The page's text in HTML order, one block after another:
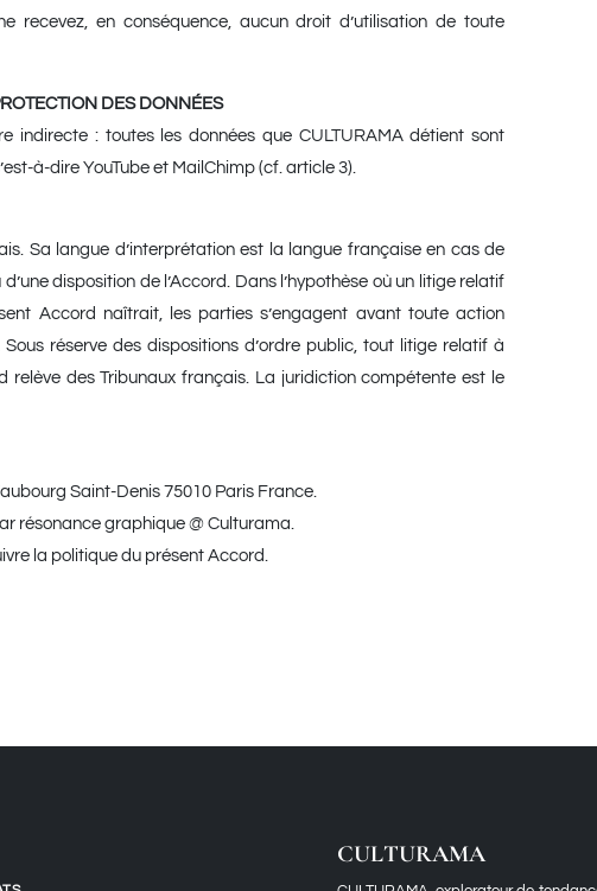
recevez, en conséquence, aucun droit d’utilisation de toute
DES DONNÉES
indirecte : toutes les données que CULTURAMA détient sont
à-dire YouTube et MailChimp (cf. article 3).
Sa langue d’interprétation est la langue française en cas de
disposition de l’Accord. Dans l’hypothèse où un litige relatif
Accord naîtrait, les parties s’engagent avant toute action
réserve des dispositions d’ordre public, tout litige relatif à
relève des Tribunaux français. La juridiction compétente est le
Saint-Denis 75010 Paris France.
résonance graphique @ Culturama.
la politique du présent Accord.
CULTURAMA